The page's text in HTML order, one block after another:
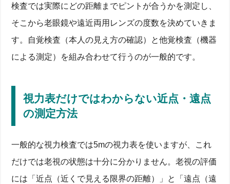
検査では実際にどの距離までピントが合うかを測定し、
そこから老眼鏡や遠近両用レンズの度数を決めていきま
す。自覚検査（本人の見え方の確認）と他覚検査（機器
による測定）を組み合わせて行うのが一般的です。
視力表だけではわからない近点・遠点
の測定方法
一般的な視力検査では5mの視力表を使いますが、これ
だけでは老視の状態は十分に分かりません。老視の評価
には「近点（近くで見える限界の距離）」と「遠点（遠